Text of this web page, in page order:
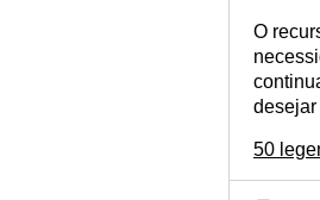
O
desejar
50